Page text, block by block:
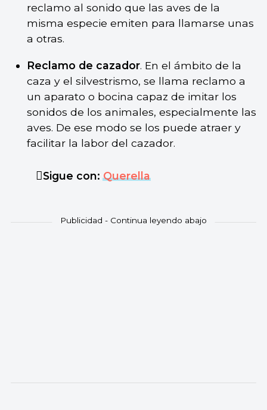
reclamo al sonido que las aves de la
misma especie emiten para llamarse unas
a otras.
Reclamo de cazador. En el ámbito de la
caza y el silvestrismo, se llama reclamo a
un aparato o bocina capaz de imitar los
sonidos de los animales, especialmente las
aves. De ese modo se los puede atraer y
facilitar la labor del cazador.
Sigue con:Querella